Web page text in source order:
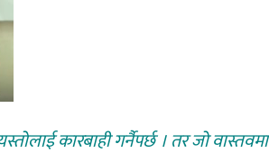
कारबाही गर्नैपर्छ । तर जो वास्तवमा